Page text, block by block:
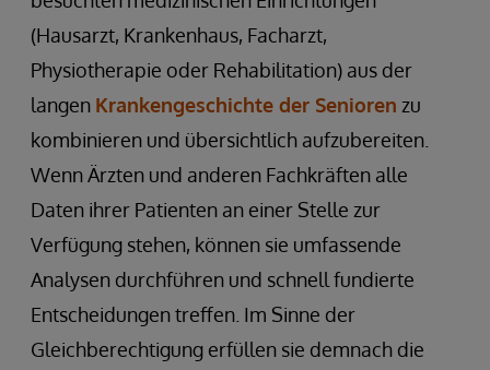
(Hausarzt, Krankenhaus, Facharzt,
Physiotherapie oder Rehabilitation) aus der
langen Krankengeschichte der Senioren zu
kombinieren und übersichtlich aufzubereiten.
Wenn Ärzten und anderen Fachkräften alle
Daten ihrer Patienten an einer Stelle zur
Verfügung stehen, können sie umfassende
Analysen durchführen und schnell fundierte
Entscheidungen treffen. Im Sinne der
Gleichberechtigung erfüllen sie demnach die